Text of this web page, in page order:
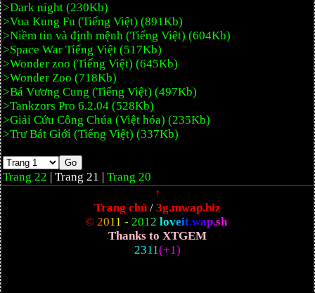
>Dark night (230Kb)
>Vua Kung Fu (Tiếng Việt) (891Kb)
>Niềm tin và định mệnh (Tiếng Việt) (604Kb)
>Space War Tiếng Việt (517Kb)
>Wonder zoo (Tiếng Việt) (645Kb)
>Wonder Zoo (718Kb)
>Bá Vương Cung (Tiếng Việt) (497Kb)
>Tankzors Pro 6.2.04 (528Kb)
>Giải Cứu Công Chúa (Việt hóa) (235Kb)
>Trư Bát Giới (Tiếng Việt) (337Kb)
Trang 22 | Trang 21 | Trang 20
↑
Trang chủ / 3g.mwap.biz
© 2011 - 2012 loveit.wap.sh
Thanks to XTGEM
2311(+1)